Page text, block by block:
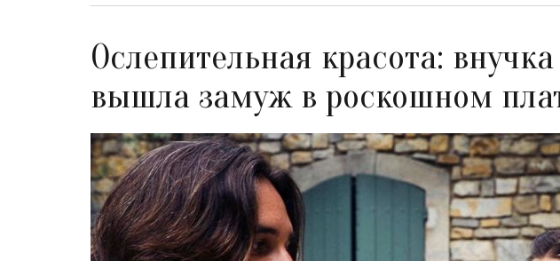
Ослепительная красота:
вышла замуж в роскошном